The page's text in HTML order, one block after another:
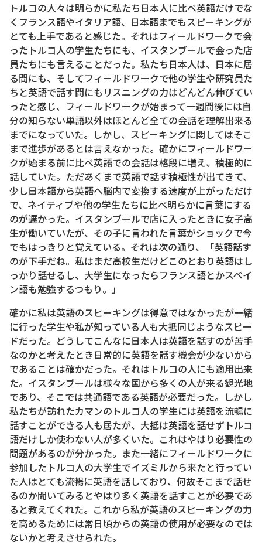
トルコの人々は明らかに私たち日本人に比べ英語だけでな
くフランス語やイタリア語、日本語までもスピーキングが
とても上手であると感じた。それはフィールドワークで会
ったトルコ人の学生たちにも、イスタンブールで会った店
員たちにも言えることだった。私たち日本人は、日本に居
る間にも、そしてフィールドワークで他の学生や研究員た
ちと英語で話す間にもリスニングの力はどんどん伸びてい
ったと感じ、フィールドワークが始まって一週間後には自
分の知らない単語以外はほとんど全ての会話を理解出来る
までになっていた。しかし、スピーキングに関してはそこ
まで進歩があるとは言えなかった。確かにフィールドワー
クが始まる前に比べ英語での会話は格段に増え、積極的に
話していた。ただあくまで英語で話す積極性が出てきて、
少し日本語から英語へ脳内で変換する速度が上がっただけ
で、ネイティブや他の学生たちに比べ明らかに言葉にする
のが遅かった。イスタンブールで店に入ったときに女子高
生が働いていたが、その子に言われた言葉がショックで今
でもはっきりと覚えている。それは次の通り、「英語話す
のが下手だね。私はまだ高校生だけどこのとおり英語はし
っかり話せるし、大学生になったらフランス語とかスペイ
ン語も勉強するつもり。」
確かに私は英語のスピーキングは得意ではなかったが一緒
に行った学生や私が知っている人も大抵同じようなスピー
ドだった。どうしてこんなに日本人は英語を話すのが苦手
なのかと考えたとき日常的に英語を話す機会が少ないから
であることは確かだった。それはトルコの人にも適用出来
た。イスタンブールは様々な国から多くの人が来る観光地
であり、そこでは共通語である英語が必要だった。しかし
私たちが訪れたカマンのトルコ人の学生には英語を流暢に
話すことができる人も居たが、大抵は英語を話せずトルコ
語だけしか使わない人が多くいた。これはやはり必要性の
問題があるのが分かった。また一緒にフィールドワークに
参加したトルコ人の大学生でイズミルから来たと行ってい
た人はとても流暢に英語を話しており、何故そこまで話せ
るのか聞いてみるとやはり多く英語を話すことが必要であ
ると教えてくれた。これから私が英語のスピーキングの力
を高めるためには常日頃からの英語の使用が必要なのでは
ないかと考えさせられた。